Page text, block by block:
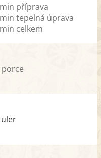
příprava
tepelná úprava
celkem
porce